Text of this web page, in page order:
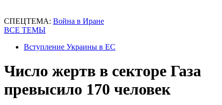
СПЕЦТЕМА: Война в Иране
ВСЕ ТЕМЫ
Вступление Украины в ЕС
Число жертв в секторе Газа
превысило 170 человек